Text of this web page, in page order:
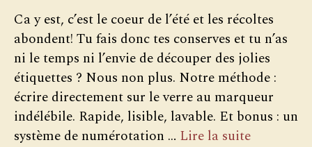
Ca y est, c’est le coeur de l’été et les récoltes
abondent! Tu fais donc tes conserves et tu n’as
ni le temps ni l’envie de découper des jolies
étiquettes ? Nous non plus. Notre méthode :
écrire directement sur le verre au marqueur
indélébile. Rapide, lisible, lavable. Et bonus : un
système de numérotation … Lire la suite